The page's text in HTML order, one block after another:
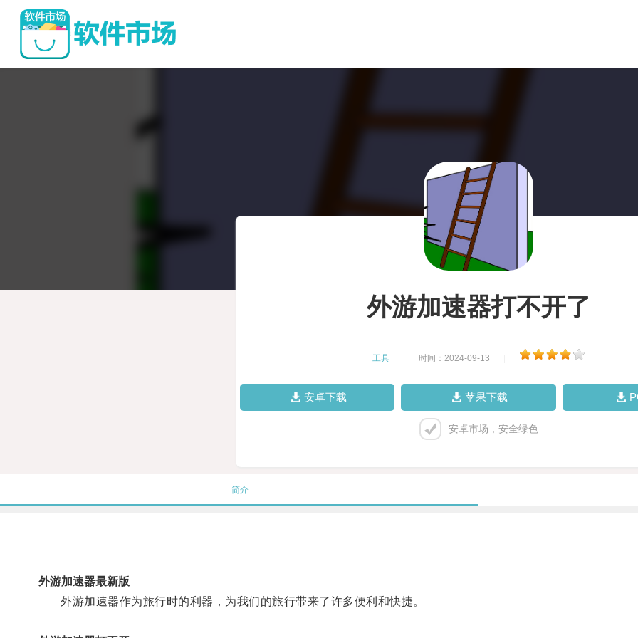
外游加速器打不开了
工具 时间：2024-09-13
安卓下载 苹果下载
安卓市场，安全绿色
简介
外游加速器最新版
外游加速器作为旅行时的利器，为我们的旅行带来了许多便利和快捷。